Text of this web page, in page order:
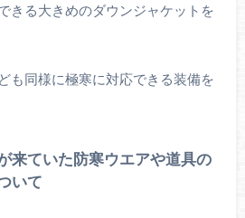
きる大きめのダウンジャケットを
も同様に極寒に対応できる装備を
来ていた防寒ウエアや道具の
いて